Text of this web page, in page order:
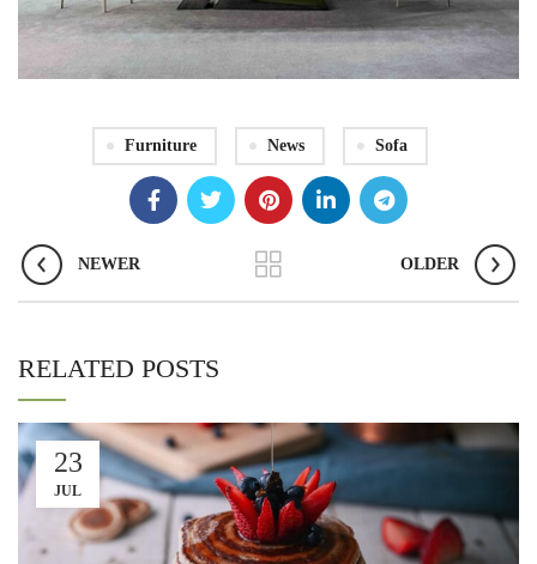
Furniture News Sofa
NEWER OLDER
RELATED POSTS
23
JUL